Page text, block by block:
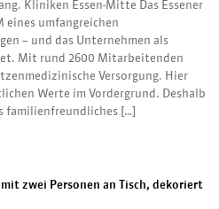
Kliniken Essen-Mitte Das Essener
eines umfangreichen
– und das Unternehmen als
Mit rund 2600 Mitarbeitenden
Versorgung. Hier
Werte im Vordergrund. Deshalb
familienfreundliches […]